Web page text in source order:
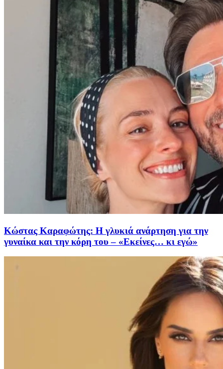
Κώστας Καραφώτης: Η γλυκιά ανάρτηση για την
γυναίκα και την κόρη του – «Εκείνες… κι εγώ»